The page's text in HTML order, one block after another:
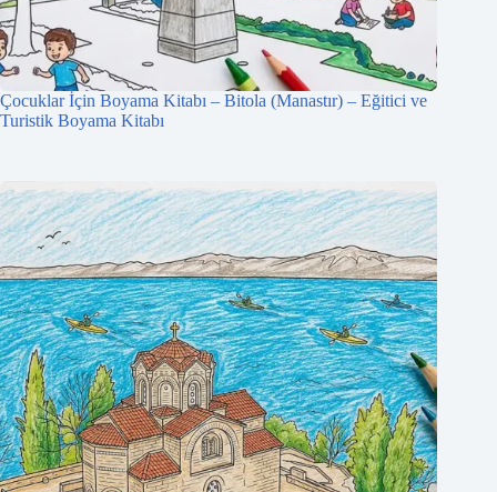
Çocuklar İçin Boyama Kitabı – Bitola (Manastır) – Eğitici ve
Turistik Boyama Kitabı